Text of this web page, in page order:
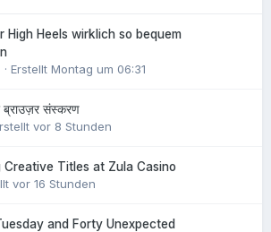
High Heels wirklich so bequem
· Erstellt Montag um 06:31
ब्राउज़र संस्करण
vor 8 Stunden
Creative Titles at Zula Casino
vor 16 Stunden
and Forty Unexpected